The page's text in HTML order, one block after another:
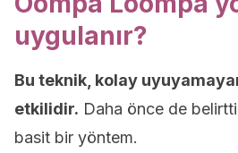
uygulanır?
Bu teknik, kolay
etkilidir. Daha önce de
basit bir yöntem.